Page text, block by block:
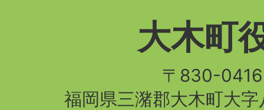
大木町
〒830-
福岡県三潴郡大木町大